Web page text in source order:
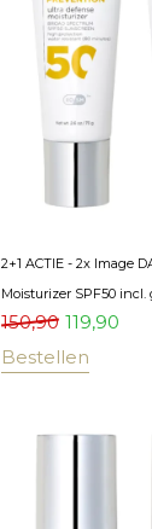
2+1 ACTIE - 2x Image
Moisturizer SPF50 incl.
150,90 119,90
Bestellen